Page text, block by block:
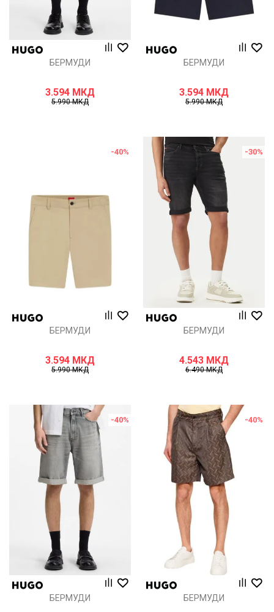
БЕРМУДИ
3.594 МКД
5.990МКД
БЕРМУДИ
3.594 МКД
5.990МКД
-40%
БЕРМУДИ
3.594 МКД
5.990МКД
-30%
БЕРМУДИ
4.543 МКД
6.490МКД
-40%
БЕРМУДИ
-40%
БЕРМУДИ